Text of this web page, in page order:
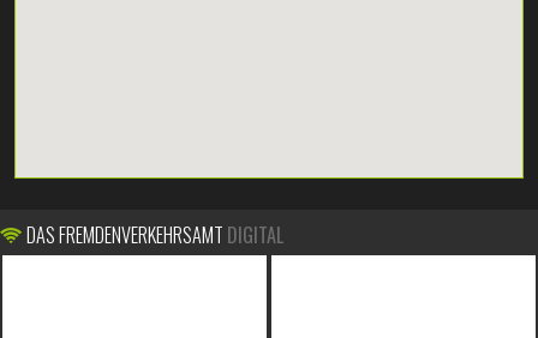
DAS FREMDENVERKEHRSAMT DIGITAL